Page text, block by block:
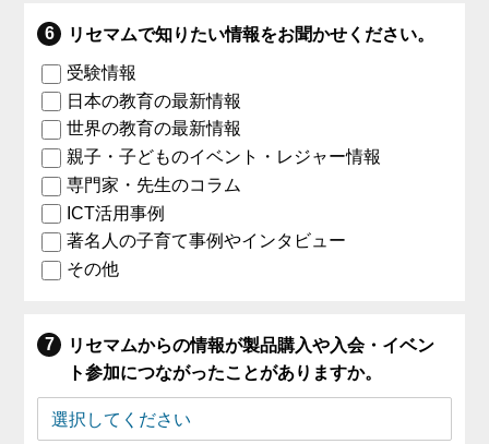
リセマムで知りたい情報をお聞かせください。
受験情報
日本の教育の最新情報
世界の教育の最新情報
親子・子どものイベント・レジャー情報
専門家・先生のコラム
ICT活用事例
著名人の子育て事例やインタビュー
その他
リセマムからの情報が製品購入や入会・イベン
ト参加につながったことがありますか。